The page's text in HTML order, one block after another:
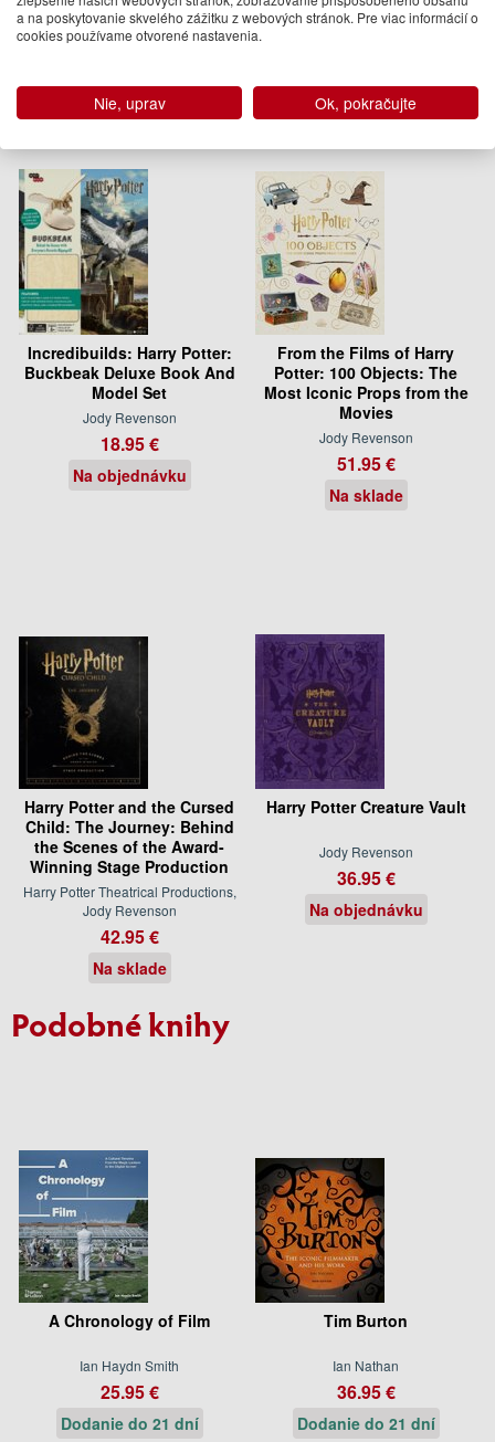
28.95 €
Na sklade
23.95 €
Incredibuilds: Harry Potter:
Buckbeak Deluxe Book And
Model Set
Jody Revenson
18.95 €
Na objednávku
From the Films of Harry
Potter: 100 Objects: The
Most Iconic Props from the
Movies
Jody Revenson
51.95 €
Na sklade
Harry Potter and the Cursed
Child: The Journey: Behind
the Scenes of the Award-
Winning Stage Production
Harry Potter Theatrical Productions,
Jody Revenson
42.95 €
Na sklade
Harry Potter Creature Vault
Jody Revenson
36.95 €
Na objednávku
Podobné knihy
A Chronology of Film
Ian Haydn Smith
25.95 €
Dodanie do 21 dní
Tim Burton
Ian Nathan
36.95 €
Dodanie do 21 dní
a na poskytovanie skvelého zážitku z webových stránok. Pre viac informácií o
cookies používame otvorené nastavenia.
Nie, uprav Ok, pokračujte